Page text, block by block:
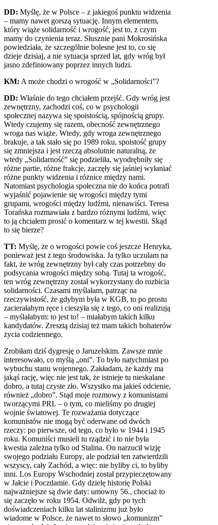
DD: Myślę, że w Polsce – z jakiegoś punktu widzenia
– mamy nawet gorszą sytuację. Innym elementem,
który wiąże solidarność i wrogość, jest to, z czym
mamy do czynienia teraz. Słusznie pani Mokrosińska
powiedziała, że szczególnie bolesne jest to, co się
dzieje dzisiaj, a nie sytuacja sprzed lat, gdy wróg był
jasno zdefiniowany poprzez innych ludzi.
KM: A może chodzi o wrogość w „Solidarności”?
DD: Właśnie do tego chciałem przejść. Gdy wróg jest
zewnętrzny, zachodzi coś, co w psychologii
społecznej nazywa się spoistością, spójnością grupy.
Wtedy czujemy się razem, obecność zewnętrznego
wroga nas wiąże. Wtedy, gdy wroga zewnętrznego
brakuje, a tak stało się po 1989 roku, spoistość grupy
się zmniejsza i jest rzeczą absolutnie naturalną, że
wtedy „Solidarność” się podzieliła, wyodrębniły się
różne partie, różne frakcje, zaczęły się jaśniej wyłaniać
różne punkty widzenia i różnice między nami.
Natomiast psychologia społeczna nie do końca potrafi
wyjaśnić pojawienie się wrogości między tymi
grupami, wrogości między ludźmi, nienawiści. Teresa
Torańska rozmawiała z bardzo różnymi ludźmi, więc
to ją chciałem prosić o komentarz w tej kwestii. Skąd
to się bierze?
TT: Myślę, że o wrogości powie coś jeszcze Henryka,
ponieważ jest z tego środowiska. Ja tylko uczulam na
fakt, że wróg zewnętrzny był cały czas potrzebny do
podsycania wrogości między sobą. Tutaj ta wrogość,
ten wróg zewnętrzny został wykorzystany do rozbicia
solidarności. Czasami myślałam, patrząc na
rzeczywistość, że gdybym była w KGB, to po prostu
zacierałabym ręce i cieszyła się z tego, co oni realizują
– myślałabym: to jest to! – miałabym takich kilku
kandydatów. Zresztą dzisiaj też mam takich bohaterów
życia codziennego.
Zrobiłam dziś dygresję o Jaruzelskim. Zawsze mnie
interesowało, co myślą „oni”. To było natychmiast po
wybuchu stanu wojennego. Zakładam, że każdy ma
jakąś rację, więc nie jest tak, że istnieje tu nieskalane
dobro, a tutaj czyste zło. Wszystko ma jakieś odcienie,
również „dobro”. Stąd moje rozmowy z komunistami
tworzącymi PRL – o tym, co mieliśmy po drugiej
wojnie światowej. Te rozważania dotyczące
komunistów nie mogą być oderwane od dwóch
rzeczy: po pierwsze, od tego, co było w 1944 i 1945
roku. Komuniści musieli tu rządzić i to nie była
kwestia zależna tylko od Stalina. On narzucił wizję
swojego podziału Europy, ale podział ten zatwierdzili
wszyscy, cały Zachód, a więc: nie byliby ci, to byliby
inni. Los Europy Wschodniej został przypieczętowany
w Jałcie i Poczdamie. Gdy dzielę historię Polski
najważniejsze są dwie daty: umowny 56., chociaż to
się zaczęło w roku 1954. Odwilż, gdy po tych
doświadczeniach kilku lat stalinizmu już było
wiadome w Polsce, że nawet to słowo „komunizm”